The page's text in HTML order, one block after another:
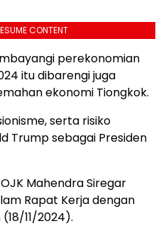
CONTENT
perekonomian
itu dibarengi juga
ekonomi Tiongkok.
serta risiko
Trump sebagai Presiden
Mahendra Siregar
Rapat Kerja dengan
11/2024).